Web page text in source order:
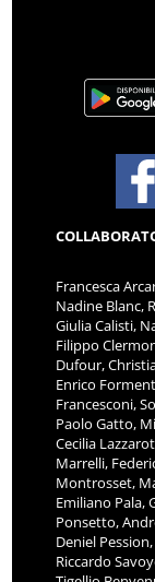
Francesca
Nadine Blanc,
Giulia Calisti,
Filippo
Dufour,
Enrico
Francesconi,
Paolo Gatto,
Cecilia
Marrelli,
Montrosset,
Emiliano Pala,
Ponsetto,
Deniel
Riccardo